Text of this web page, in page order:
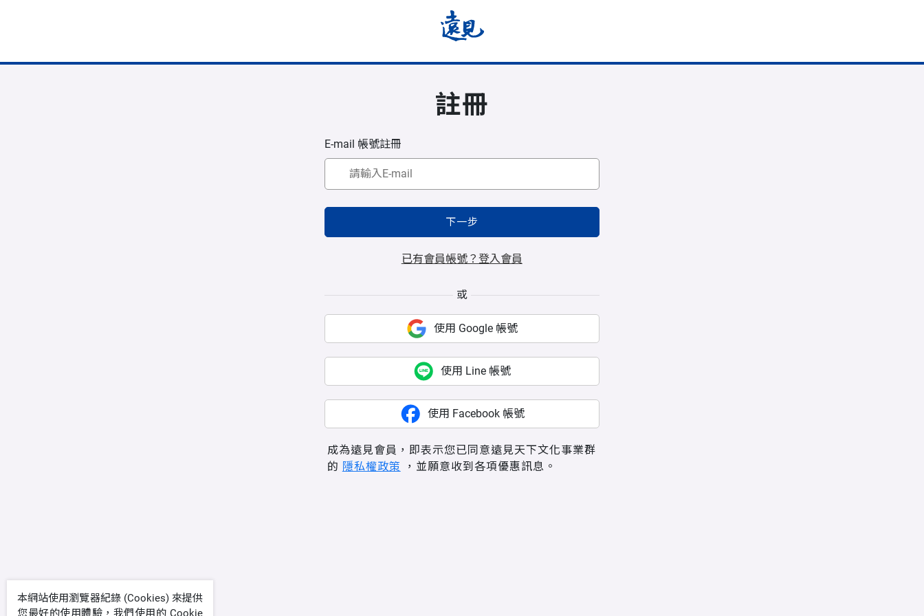
註冊
E-mail 帳號註冊
下一步
已有會員帳號？登入會員
或
使用 Google 帳號
使用 Line 帳號
使用 Facebook 帳號
成為遠見會員，即表示您已同意遠見天下文化事業群
的 隱私權政策 ，並願意收到各項優惠訊息。
本網站使用瀏覽器紀錄 (Cookies) 來提供
您最好的使用體驗，我們使用的 Cookie